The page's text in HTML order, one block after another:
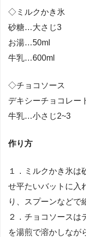
◇ミルクかき氷
砂糖…大さじ3
お湯…50ml
牛乳…600ml
◇チョコソース
デキシーチョコレ
牛乳…小さじ2~3
作り方
１．ミルクかき氷は
せ平たいバットに入
り、スプーンなどで
２．チョコソースは
を湯煎で溶かしなが